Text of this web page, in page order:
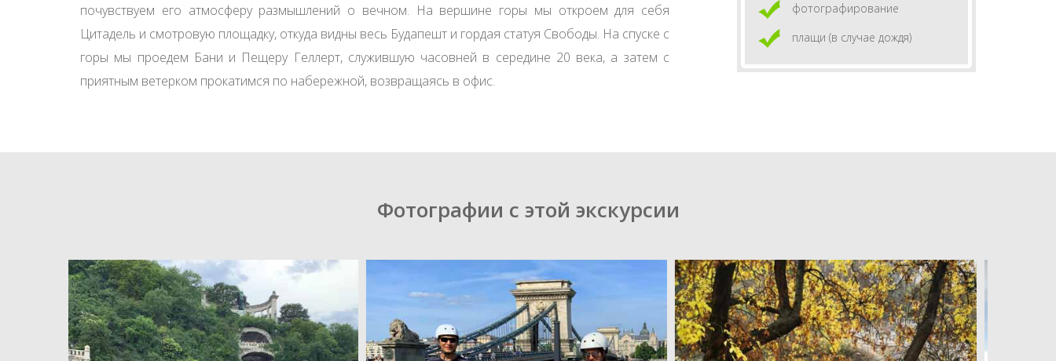
почувствуем его атмосферу размышлений о вечном. На вершине горы мы откроем для себя
Цитадель и смотровую площадку, откуда видны весь Будапешт и гордая статуя Свободы. На спуске с
горы мы проедем Бани и Пещеру Геллерт, служившую часовней в середине 20 века, а затем с
приятным ветерком прокатимся по набережной, возвращаясь в офис.
фотографирование
плащи (в случае дождя)
Фотографии с этой экскурсии